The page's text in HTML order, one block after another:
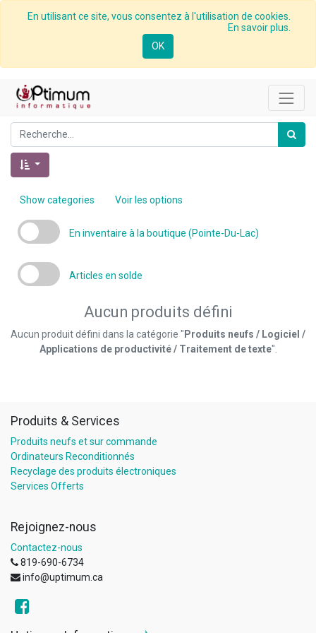
En utilisant ce site, vous consentez à l'utilisation de cookies.
En savoir plus.
OK
Show categories Voir les options
En inventaire à la boutique (Pointe-Du-Lac)
Articles en solde
Aucun produits défini
Aucun produit défini dans la catégorie " Produits neufs / Logiciel /
Applications de productivité / Traitement de texte".
Produits & Services
Produits neufs et sur commande
Ordinateurs Reconditionnés
Recyclage des produits électroniques
Services Offerts
Rejoignez-nous
Contactez-nous
819-690-6734
info@uptimum.ca